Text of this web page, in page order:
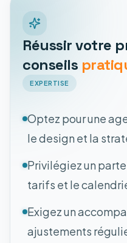
Réussir votre
conseils
EXPERTISE
Optez pour une
le design et la
Privilégiez un
tarifs et le
Exigez un
ajustements